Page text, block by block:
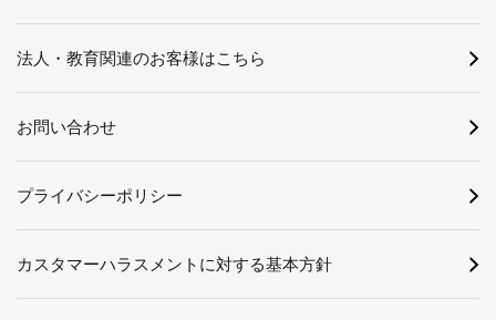
法人・教育関連のお客様はこちら
お問い合わせ
プライバシーポリシー
カスタマーハラスメントに対する基本方針